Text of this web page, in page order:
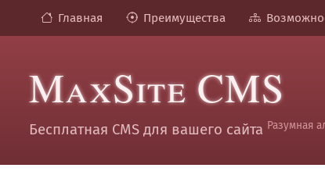
Главная Преимущества
MaxSite CMS
Бесплатная CMS для вашего сайта Разумная